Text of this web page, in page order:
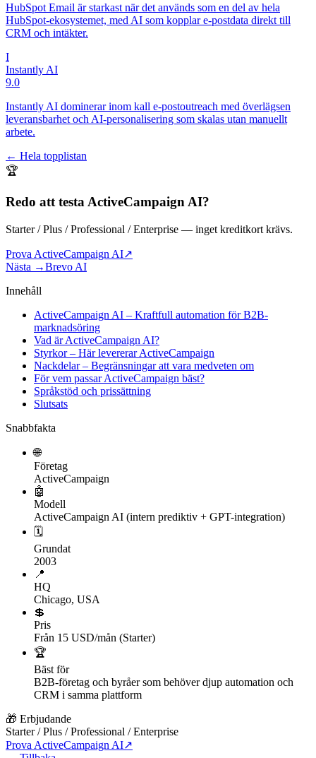
HubSpot Email är starkast när det används som en del av hela
HubSpot-ekosystemet, med AI som kopplar e-postdata direkt till
CRM och intäkter.
I
Instantly AI
9.0
Instantly AI dominerar inom kall e-postoutreach med överlägsen
leveransbarhet och AI-personalisering som skalas utan manuellt
arbete.
← Hela topplistan
🏆
Redo att testaActiveCampaign AI?
Starter / Plus / Professional / Enterprise — inget kreditkort krävs.
Prova ActiveCampaign AI↗
Nästa →Brevo AI
Innehåll
ActiveCampaign AI – Kraftfull automation för B2B-
marknadsöring
Vad är ActiveCampaign AI?
Styrkor – Här levererar ActiveCampaign
Nackdelar – Begränsningar att vara medveten om
För vem passar ActiveCampaign bäst?
Språkstöd och prissättning
Slutsats
Snabbfakta
🌐
Företag
ActiveCampaign
🤖
Modell
ActiveCampaign AI (intern prediktiv + GPT-integration)
🗓
Grundat
2003
📍
HQ
Chicago, USA
💲
Pris
Från 15 USD/mån (Starter)
🏆
Bäst för
B2B-företag och byråer som behöver djup automation och
CRM i samma plattform
🎁 Erbjudande
Starter / Plus / Professional / Enterprise
Prova ActiveCampaign AI↗